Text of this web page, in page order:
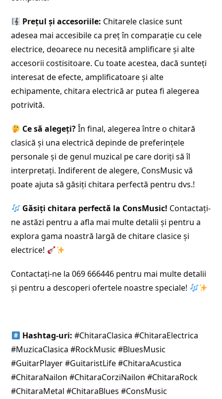
Prețul și accesoriile: Chitarele clasice sunt
adesea mai accesibile ca preț în comparație cu cele
electrice, deoarece nu necesită amplificare și alte
accesorii costisitoare. Cu toate acestea, dacă sunteți
interesat de efecte, amplificatoare și alte
echipamente, chitara electrică ar putea fi alegerea
potrivită.
Ce să alegeți?În final, alegerea între o chitară
clasică și una electrică depinde de preferințele
personale și de genul muzical pe care doriți să îl
interpretați. Indiferent de alegere, ConsMusic vă
poate ajuta să găsiți chitara perfectă pentru dvs.!
Găsiți chitara perfectă la ConsMusic! Contactați-
ne astăzi pentru a afla mai multe detalii și pentru a
explora gama noastră largă de chitare clasice și
electrice!
Contactați-ne la 069 666446 pentru mai multe detalii
și pentru a descoperi ofertele noastre speciale!
Hashtag-uri: #ChitaraClasica #ChitaraElectrica
#MuzicaClasica #RockMusic #BluesMusic
#GuitarPlayer #GuitaristLife #ChitaraAcustica
#ChitaraNailon #ChitaraCorziNailon #ChitaraRock
#ChitaraMetal #ChitaraBlues #ConsMusic